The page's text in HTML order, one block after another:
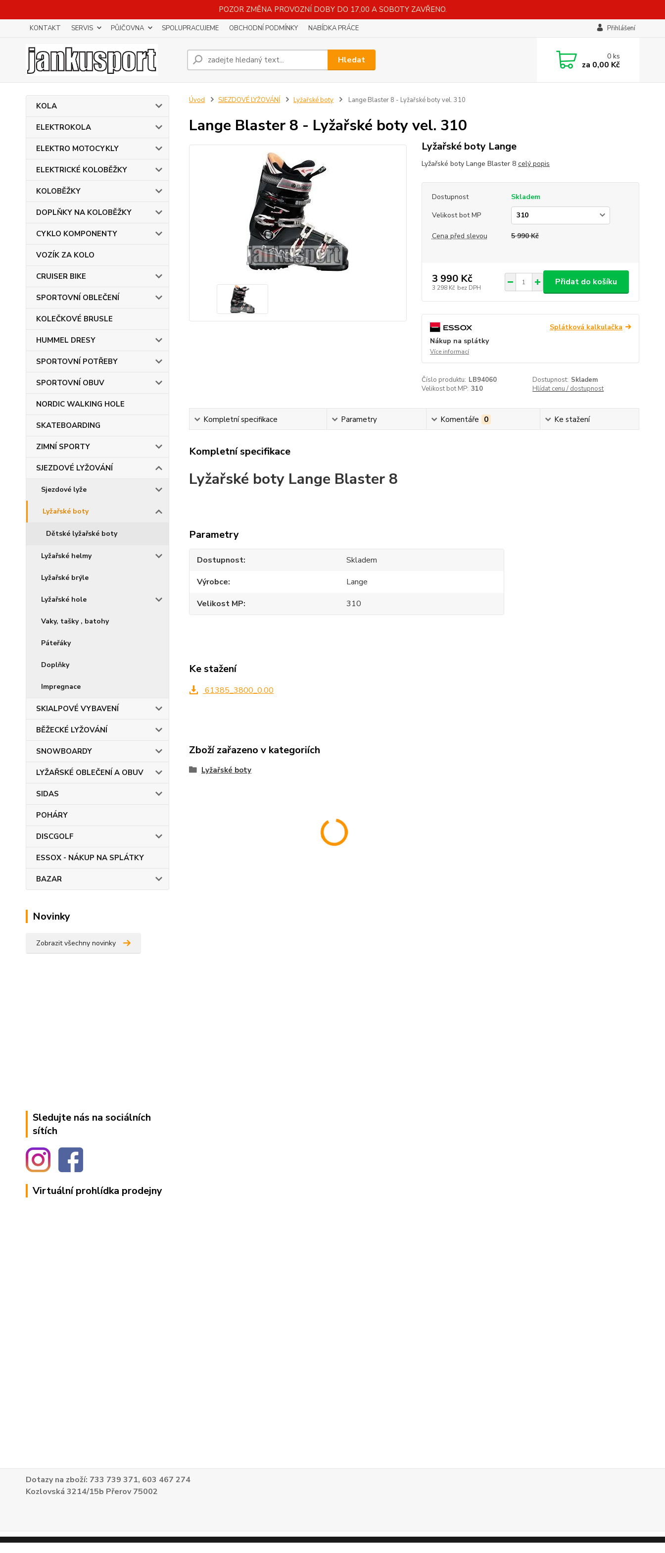
POZOR ZMĚNA PROVOZNÍ DOBY DO 17,00 A SOBOTY ZAVŘENO.
KONTAKT SERVIS PŮJČOVNA SPOLUPRACUJEME OBCHODNÍ PODMÍNKY NABÍDKA PRÁCE Přihlášení
Hledat 0ks
za 0,00 Kč
KOLA
ELEKTROKOLA
ELEKTRO MOTOCYKLY
ELEKTRICKÉ KOLOBĚŽKY
KOLOBĚŽKY
DOPLŇKY NA KOLOBĚŽKY
CYKLO KOMPONENTY
VOZÍK ZA KOLO
CRUISER BIKE
SPORTOVNÍ OBLEČENÍ
KOLEČKOVÉ BRUSLE
HUMMEL DRESY
SPORTOVNÍ POTŘEBY
SPORTOVNÍ OBUV
NORDIC WALKING HOLE
SKATEBOARDING
ZIMNÍ SPORTY
SJEZDOVÉ LYŽOVÁNÍ
Sjezdové lyže
Lyžařské boty
Dětské lyžařské boty
Lyžařské helmy
Lyžařské brýle
Lyžařské hole
Vaky, tašky , batohy
Páteřáky
Doplňky
Impregnace
SKIALPOVÉ VYBAVENÍ
BĚŽECKÉ LYŽOVÁNÍ
SNOWBOARDY
LYŽAŘSKÉ OBLEČENÍ A OBUV
SIDAS
POHÁRY
DISCGOLF
ESSOX - NÁKUP NA SPLÁTKY
BAZAR
Novinky
Zobrazit všechny novinky
Sledujte nás na sociálních
sítích
Virtuální prohlídka prodejny
Úvod SJEZDOVÉ LYŽOVÁNÍ Lyžařské boty Lange Blaster 8 - Lyžařské boty vel. 310
Lange Blaster 8 - Lyžařské boty vel. 310
Lyžařské boty Lange
Lyžařské boty Lange Blaster 8 celý popis
Dostupnost
Skladem
Velikost bot MP
Cena před slevou 5 990 Kč
3 990 Kč
3 298 Kč bez DPH
Přidat do košíku
Splátková kalkulačka
Nákup na splátky
Více informací
Číslo produktu: LB94060 Dostupnost: Skladem
Velikost bot MP: 310 Hlídat cenu / dostupnost
Kompletní specifikace Parametry Komentáře 0 Ke stažení
Kompletní specifikace
Lyžařské boty Lange Blaster 8
Parametry
Dostupnost
Skladem
Výrobce
Lange
Velikost MP
310
Ke stažení
61385_3800_0.00
Zboží zařazeno v kategoriích
Lyžařské boty
Dotazy na zboží: 733 739 371, 603 467 274
Kozlovská 3214/15b Přerov 75002